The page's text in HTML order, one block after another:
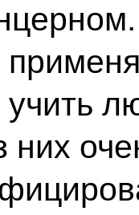
учить
них